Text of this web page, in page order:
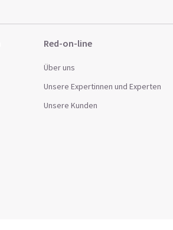
Red-on-line
Über uns
Unsere Expertinnen und Experten
Unsere Kunden